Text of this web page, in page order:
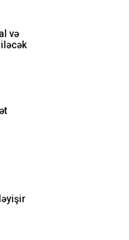
və